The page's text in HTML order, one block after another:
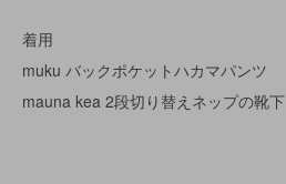
着用
muku バックポケットハカマパンツ
mauna kea 2段切り替えネップの靴下